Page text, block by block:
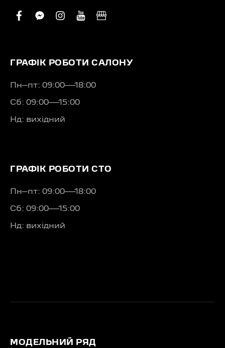
facebook
facebook-
instagram
youtube
business
ГРАФІК РОБОТИ САЛОНУ
Пн–пт: 09:00—18:00
Сб: 09:00—15:00
Нд: вихідний
ГРАФІК РОБОТИ СТО
Пн–пт: 09:00—18:00
Сб: 09:00—15:00
Нд: вихідний
МОДЕЛЬНИЙ РЯД